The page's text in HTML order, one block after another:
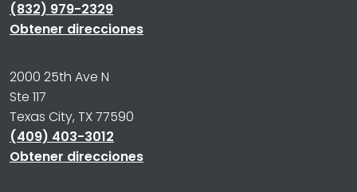
(832) 979-2329
Obtener direcciones
2000 25th Ave N
Ste 117
Texas City, TX 77590
(409) 403-3012
Obtener direcciones